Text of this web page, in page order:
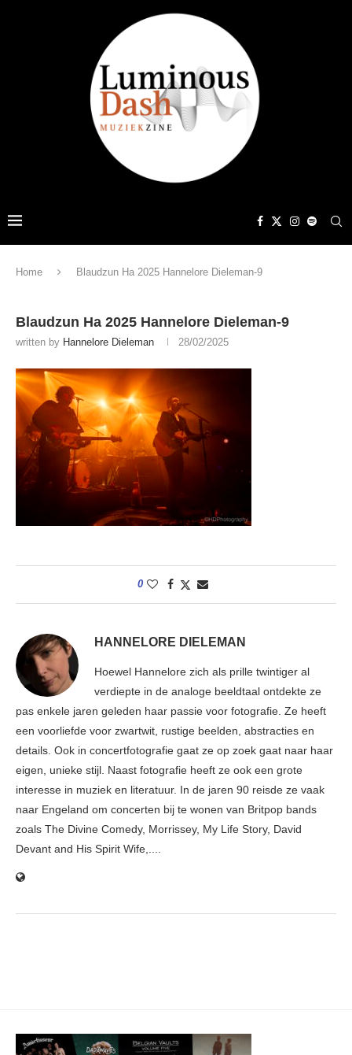
Home Blaudzun Ha 2025 Hannelore Dieleman-9
Blaudzun Ha 2025 Hannelore Dieleman-9
written by Hannelore Dieleman 28/02/2025
0
HANNELORE DIELEMAN
Hoewel Hannelore zich als prille twintiger al
verdiepte in de analoge beeldtaal ontdekte ze
pas enkele jaren geleden haar passie voor fotografie. Ze heeft
een voorliefde voor zwartwit, rustige beelden, abstracties en
details. Ook in concertfotografie gaat ze op zoek gaat naar haar
eigen, unieke stijl. Naast fotografie heeft ze ook een grote
interesse in muziek en literatuur. In de jaren 90 reisde ze vaak
naar Engeland om concerten bij te wonen van Britpop bands
zoals The Divine Comedy, Morrissey, My Life Story, David
Devant and His Spirit Wife,....